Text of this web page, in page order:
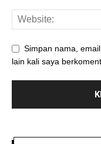
Simpan nama,
lain kali saya